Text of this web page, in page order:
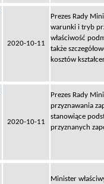
2020-10-11
Prezes Rady
warunki i tryb
właściwość
także
kosztów
2020-10-11
Prezes Rady
przyznawania
stanowiące
przyznanych
Minister